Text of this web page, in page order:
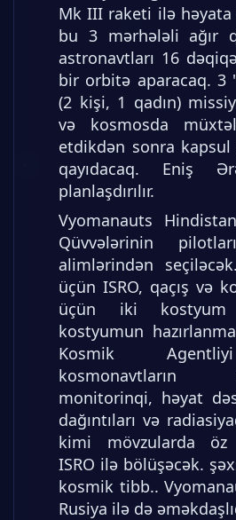
Mk III raketi ilə həyata
bu 3 mərhələli ağır
astronavtları 16
bir orbitə aparacaq. 3
(2 kişi, 1 qadın)
və kosmosda
etdikdən sonra kapsul
qayıdacaq. Eniş
planlaşdırılır.
Vyomanauts
Qüvvələrinin
alimlərindən
üçün ISRO, qaçış və
üçün iki kostyum
kostyumun
Kosmik
kosmonavtların
monitorinqi, həyat
dağıntıları və
kimi mövzularda öz
ISRO ilə bölüşəcək.
kosmik tibb..
Rusiya ilə də